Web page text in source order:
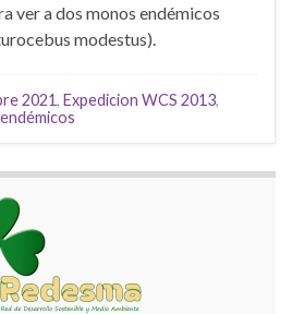
ver a dos monos endémicos
modestus).
2021, Expedicion WCS 2013,